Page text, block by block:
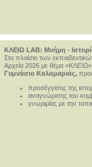
ΚΛΕΙΩ LAB: Μνήμη -
Στο πλαίσιο των
Αρχεία 2026 με θέμα «ΚΛΕΙΩ»
Γυμνάσιο Καλαμαριάς,
προσέγγισης της
αναγνώρισης του
γνωριμίας με την